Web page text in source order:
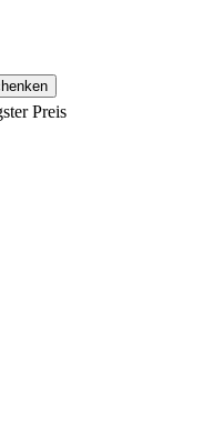
Preis